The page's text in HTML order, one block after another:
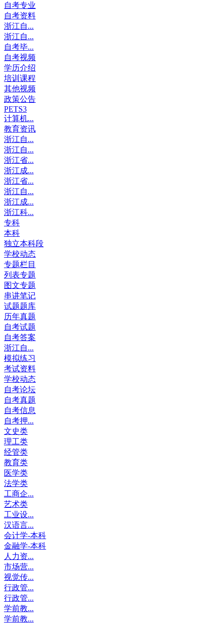
自考专业
自考资料
浙江自...
浙江自...
自考毕...
自考视频
学历介绍
培训课程
其他视频
政策公告
PETS3
计算机...
教育资讯
浙江自...
浙江自...
浙江省...
浙江成...
浙江省...
浙江自...
浙江成...
浙江科...
专科
本科
独立本科段
学校动态
专题栏目
列表专题
图文专题
串讲笔记
试题题库
历年真题
自考试题
自考答案
浙江自...
模拟练习
考试资料
学校动态
自考论坛
自考真题
自考信息
自考押...
文史类
理工类
经管类
教育类
医学类
法学类
工商企...
艺术类
工业设...
汉语言...
会计学-本科
金融学-本科
人力资...
市场营...
视觉传...
行政管...
行政管...
学前教...
学前教...